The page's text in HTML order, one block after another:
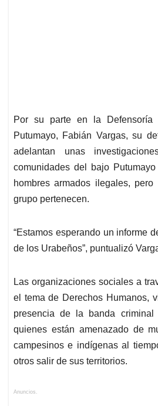
Por su parte en la Defensoría
Putumayo, Fabián Vargas, su
adelantan unas
comunidades del bajo
hombres armados ilegales,
grupo pertenecen.
“Estamos esperando un informe
de los Urabeños”, puntualizó
Las organizaciones sociales a
el tema de Derechos Humanos,
presencia de la banda criminal
quienes están amenazado de
campesinos e indígenas al
otros salir de sus territorios.
Anuncios.